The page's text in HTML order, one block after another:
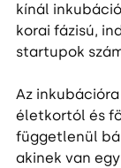
kínál
korai fázisú,
startupok
Az
életkortól és
függetlenül
akinek van